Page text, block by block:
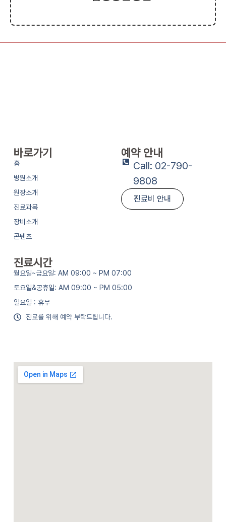
바로가기
홈
병원소개
원장소개
진료과목
장비소개
콘텐츠
예약 안내
Call: 02-790-
9808
진료비 안내
진료시간
월요일~금요일: AM 09:00 ~ PM 07:00
토요일&공휴일: AM 09:00 ~ PM 05:00
일요일 : 휴무
진료를 위해 예약 부탁드립니다.